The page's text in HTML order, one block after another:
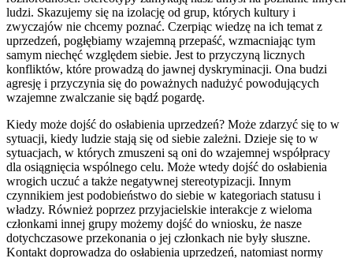
ludzi. Skazujemy się na izolację od grup, których kultury i
zwyczajów nie chcemy poznać. Czerpiąc wiedzę na ich temat z
uprzedzeń, pogłębiamy wzajemną przepaść, wzmacniając tym
samym niechęć względem siebie. Jest to przyczyną licznych
konfliktów, które prowadzą do jawnej dyskryminacji. Ona budzi
agresję i przyczynia się do poważnych nadużyć powodujących
wzajemne zwalczanie się bądź pogardę.
Kiedy może dojść do osłabienia uprzedzeń? Może zdarzyć się to w
sytuacji, kiedy ludzie stają się od siebie zależni. Dzieje się to w
sytuacjach, w których zmuszeni są oni do wzajemnej współpracy
dla osiągnięcia wspólnego celu. Może wtedy dojść do osłabienia
wrogich uczuć a także negatywnej stereotypizacji. Innym
czynnikiem jest podobieństwo do siebie w kategoriach statusu i
władzy. Również poprzez przyjacielskie interakcje z wieloma
członkami innej grupy możemy dojść do wniosku, że nasze
dotychczasowe przekonania o jej członkach nie były słuszne.
Kontakt doprowadza do osłabienia uprzedzeń, natomiast normy